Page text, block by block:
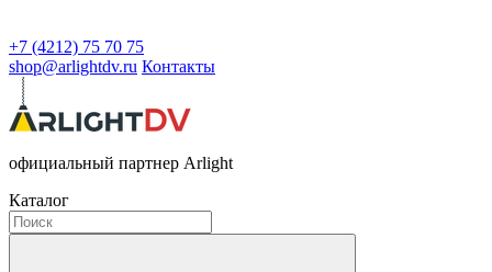
+7 (4212) 75 70 75
shop@arlightdv.ru Контакты
официальный партнер Arlight
Каталог